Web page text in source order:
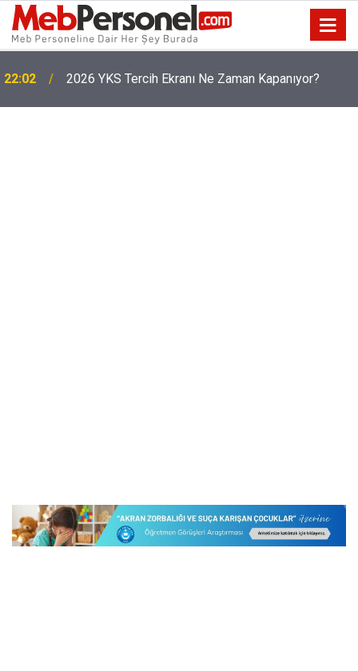
22:02 2026 YKS Tercih Ekranı Ne Zaman Kapanıyor?